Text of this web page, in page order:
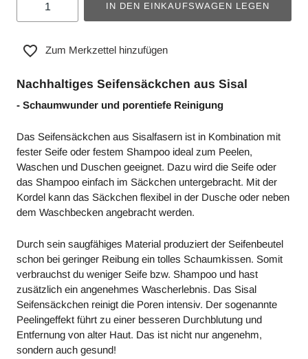
IN DEN EINKAUFSWAGEN LEGEN
Zum Merkzettel hinzufügen
Nachhaltiges Seifensäckchen aus Sisal
- Schaumwunder und porentiefe Reinigung
Das Seifensäckchen aus Sisalfasern ist in Kombination mit
fester Seife oder festem Shampoo ideal zum Peelen,
Waschen und Duschen geeignet. Dazu wird die Seife oder
das Shampoo einfach im Säckchen untergebracht. Mit der
Kordel kann das Säckchen flexibel in der Dusche oder neben
dem Waschbecken angebracht werden.
Durch sein saugfähiges Material produziert der Seifenbeutel
schon bei geringer Reibung ein tolles Schaumkissen. Somit
verbrauchst du weniger Seife bzw. Shampoo und hast
zusätzlich ein angenehmes Wascherlebnis. Das Sisal
Seifensäckchen reinigt die Poren intensiv. Der sogenannte
Peelingeffekt führt zu einer besseren Durchblutung und
Entfernung von alter Haut. Das ist nicht nur angenehm,
sondern auch gesund!